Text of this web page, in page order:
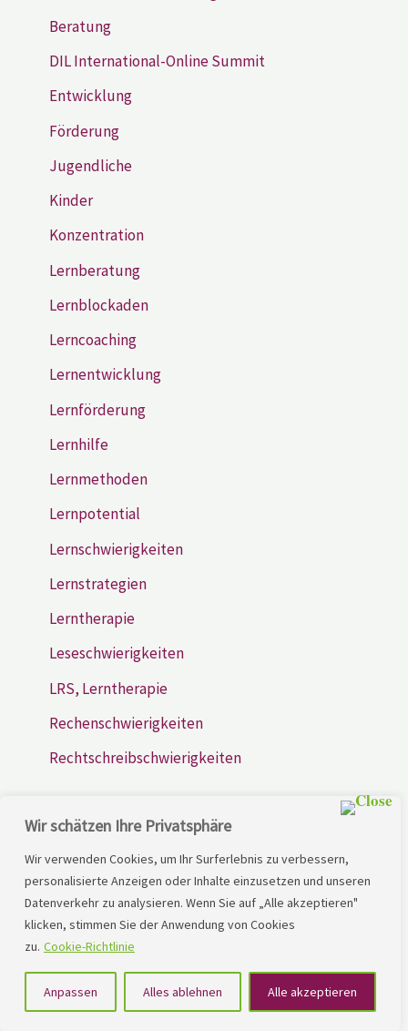
Wir schätzen Ihre Privatsphäre
Wir verwenden Cookies, um Ihr Surferlebnis zu verbessern,
personalisierte Anzeigen oder Inhalte einzusetzen und unseren
Datenverkehr zu analysieren. Wenn Sie auf „Alle akzeptieren"
klicken, stimmen Sie der Anwendung von Cookies
zu. Cookie-Richtlinie
Anpassen Alles ablehnen Alle akzeptieren
Beratung
DIL International-Online Summit
Entwicklung
Förderung
Jugendliche
Kinder
Konzentration
Lernberatung
Lernblockaden
Lerncoaching
Lernentwicklung
Lernförderung
Lernhilfe
Lernmethoden
Lernpotential
Lernschwierigkeiten
Lernstrategien
Lerntherapie
Leseschwierigkeiten
LRS, Lerntherapie
Rechenschwierigkeiten
Rechtschreibschwierigkeiten
Wir unterstützen Kinder und Jugendliche mit LRS oder
RS – und helfen ihnen, eine gesunde Lebensperspektive
zu entwickeln.